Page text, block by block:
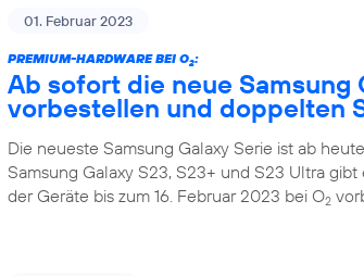
01. Februar 2023
PREMIUM-HARDWARE BEI O2:
Ab sofort die neue Samsung
vorbestellen und doppelten
Die neueste Samsung Galaxy Serie ist ab
Samsung Galaxy S23, S23+ und S23 Ultra gibt
der Geräte bis zum 16. Februar 2023 bei O2